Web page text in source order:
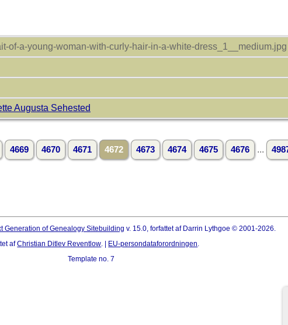
of-a-young-woman-with-curly-hair-in-a-white-dress_1__medium.jpg
Augusta Sehested
4669 4670 4671 4672 4673 4674 4675 4676 ...
Generation of Genealogy Sitebuilding v. 15.0, forfattet af Darrin Lythgoe © 2001-2026.
afChristian Ditlev Reventlow. | EU-persondataforordningen.
Template no. 7